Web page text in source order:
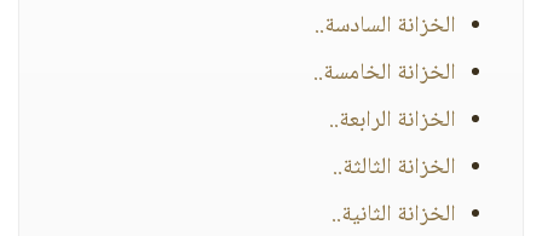
الخزانة السادسة..
الخزانة الخامسة..
الخزانة الرابعة..
الخزانة الثالثة..
الخزانة الثانية..